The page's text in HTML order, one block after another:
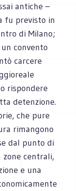
antiche –
fu previsto in
di Milano;
convento
carcere
rispondere
detenzione.
che pure
rimangono
dal punto di
zone centrali,
e una